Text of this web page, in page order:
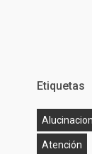
Etiquetas
Atención